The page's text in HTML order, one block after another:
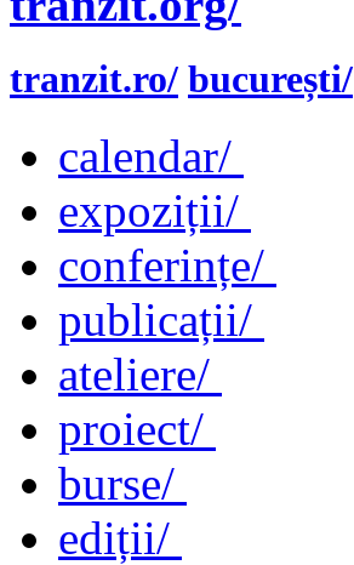
tranzit.ro/ bucurești/
calendar/
expoziții/
conferințe/
publicații/
ateliere/
proiect/
burse/
ediții/